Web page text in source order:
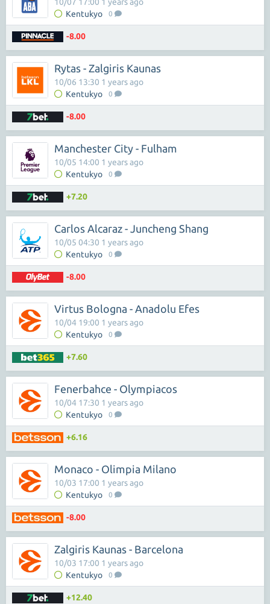
Kentukyo 0
-8.00
Rytas - Zalgiris Kaunas
Kentukyo 0
10/06 13:30 1 years ago
-8.00
Manchester City - Fulham
Kentukyo 0
10/05 14:00 1 years ago
+7.20
Carlos Alcaraz - Juncheng Shang
Kentukyo 0
10/05 04:30 1 years ago
-8.00
Virtus Bologna - Anadolu Efes
Kentukyo 0
10/04 19:00 1 years ago
+7.60
Fenerbahce - Olympiacos
Kentukyo 0
10/04 17:30 1 years ago
+6.16
Monaco - Olimpia Milano
Kentukyo 0
10/03 17:00 1 years ago
-8.00
Zalgiris Kaunas - Barcelona
Kentukyo 0
10/03 17:00 1 years ago
+12.40